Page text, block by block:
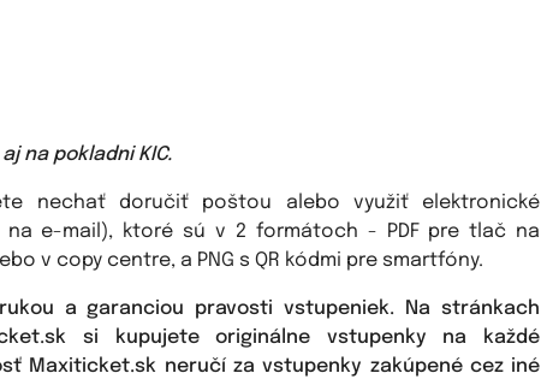
na pokladni KIC.
nechať doručiť poštou alebo využiť elektronické
na e-mail), ktoré sú v 2 formátoch - PDF pre tlač na
v copy centre, a PNG s QR kódmi pre smartfóny.
a garanciou pravosti vstupeniek. Na stránkach
si kupujete originálne vstupenky na každé
Maxiticket.sk neručí za vstupenky zakúpené cez iné